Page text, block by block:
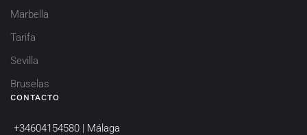
Marbella
Tarifa
Sevilla
Bruselas
CONTACTO
+34604154580 | Málaga